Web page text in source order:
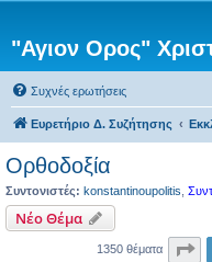
"Αγιον Ορος"
Συχνές ερωτήσεις
Ευρετήριο Δ. Συζήτησης
Ορθοδοξία
Συντονιστές: konstantinoupolitis
Νέο Θέμα
1350 θέματα